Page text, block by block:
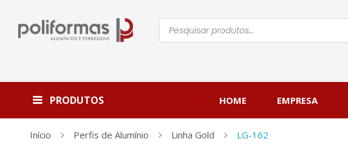
Pesquisar
produtos
HOME EMPRESA
PRODUTOS
Início Perfis de Alumínio Linha Gold LG-162